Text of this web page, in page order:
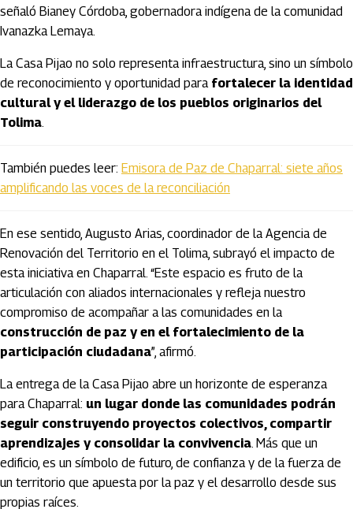
señaló Bianey Córdoba, gobernadora indígena de la comunidad
Ivanazka Lemaya.
La Casa Pijao no solo representa infraestructura, sino un símbolo
de reconocimiento y oportunidad para fortalecer la identidad
cultural y el liderazgo de los pueblos originarios del
Tolima.
También puedes leer: Emisora de Paz de Chaparral: siete años
amplificando las voces de la reconciliación
En ese sentido, Augusto Arias, coordinador de la Agencia de
Renovación del Territorio en el Tolima, subrayó el impacto de
esta iniciativa en Chaparral. “Este espacio es fruto de la
articulación con aliados internacionales y refleja nuestro
compromiso de acompañar a las comunidades en la
construcción de paz y en el fortalecimiento de la
participación ciudadana”, afirmó.
La entrega de la Casa Pijao abre un horizonte de esperanza
para Chaparral: un lugar donde las comunidades podrán
seguir construyendo proyectos colectivos, compartir
aprendizajes y consolidar la convivencia. Más que un
edificio, es un símbolo de futuro, de confianza y de la fuerza de
un territorio que apuesta por la paz y el desarrollo desde sus
propias raíces.